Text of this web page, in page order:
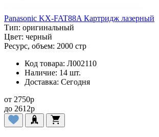
Panasonic KX-FAT88A Картридж лазерный
Тип: оригинальный
Цвет: черный
Ресурс, объем: 2000 стр
Код товара: Л002110
Наличие: 14 шт.
Доставка: Сегодня
от 2750p
до 2612p